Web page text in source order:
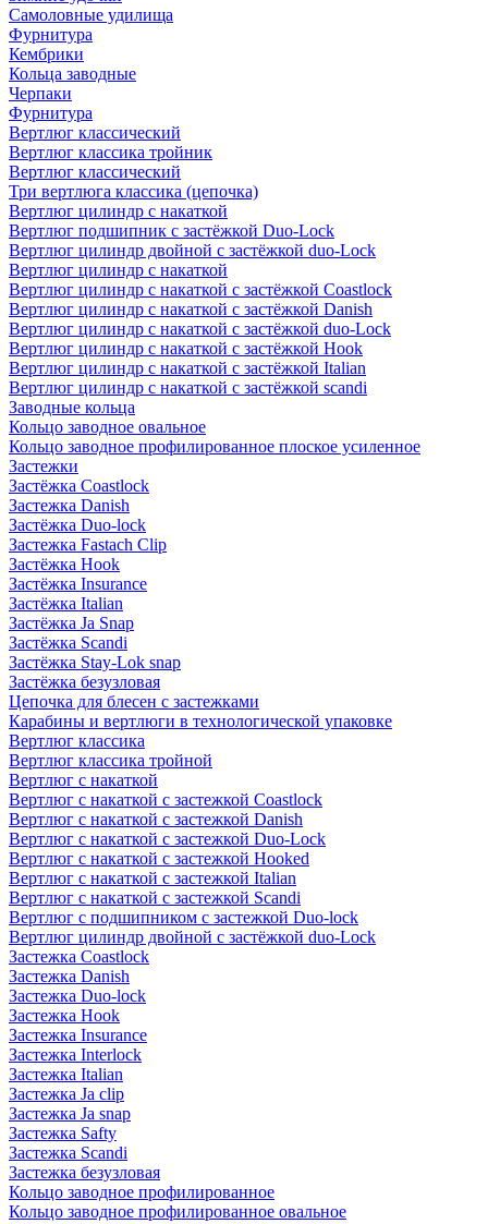
Самоловные удилища
Фурнитура
Кембрики
Кольца заводные
Черпаки
Фурнитура
Вертлюг классический
Вертлюг классика тройник
Вертлюг классический
Три вертлюга классика (цепочка)
Вертлюг цилиндр с накаткой
Вертлюг подшипник с застёжкой Duo-Lock
Вертлюг цилиндр двойной с застёжкой duo-Lock
Вертлюг цилиндр с накаткой
Вертлюг цилиндр с накаткой с застёжкой Coastlock
Вертлюг цилиндр с накаткой с застёжкой Danish
Вертлюг цилиндр с накаткой с застёжкой duo-Lock
Вертлюг цилиндр с накаткой с застёжкой Hook
Вертлюг цилиндр с накаткой с застёжкой Italian
Вертлюг цилиндр с накаткой с застёжкой scandi
Заводные кольца
Кольцо заводное овальное
Кольцо заводное профилированное плоское усиленное
Застежки
Застёжка Coastlock
Застежка Danish
Застёжка Duo-lock
Застежка Fastach Clip
Застёжка Hook
Застёжка Insurance
Застёжка Italian
Застёжка Ja Snap
Застёжка Scandi
Застёжка Stay-Lok snap
Застёжка безузловая
Цепочка для блесен с застежками
Карабины и вертлюги в технологической упаковке
Вертлюг классика
Вертлюг классика тройной
Вертлюг с накаткой
Вертлюг с накаткой с застежкой Coastlock
Вертлюг с накаткой с застежкой Danish
Вертлюг с накаткой с застежкой Duo-Lock
Вертлюг с накаткой с застежкой Hooked
Вертлюг с накаткой с застежкой Italian
Вертлюг с накаткой с застежкой Scandi
Вертлюг с подшипником с застежкой Duo-lock
Вертлюг цилиндр двойной с застёжкой duo-Lock
Застежка Coastlock
Застежка Danish
Застежка Duo-lock
Застежка Hook
Застежка Insurance
Застежка Interlock
Застежка Italian
Застежка Ja clip
Застежка Ja snap
Застежка Safty
Застежка Scandi
Застежка безузловая
Кольцо заводное профилированное
Кольцо заводное профилированное овальное